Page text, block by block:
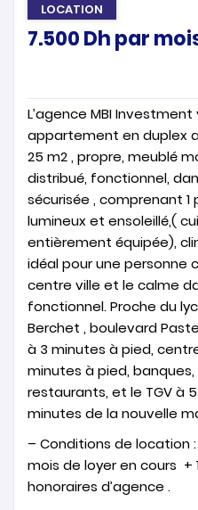
Terrains Location de
LOCATION
7.500Dhpar
L’agence MBI
appartement en duplex
25 m2 , propre, meublé
distribué, fonctionnel,
sécurisée , comprenant
lumineux et ensoleillé,(
entièrement équipée),
idéal pour une personne
centre ville et le calme
fonctionnel. Proche du
Berchet , boulevard
à 3 minutes à pied,
minutes à pied,
restaurants, et le TGV à
minutes de la nouvelle
– Conditions de location
mois de loyer en cours +
honoraires d’agence .